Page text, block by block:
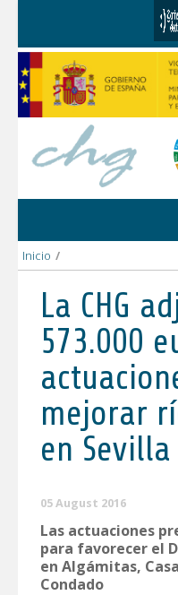
Inicio /
La CHG
573.000
mejorar
en
05 August 2016
Las actuaciones
para favorecer el
en Algámitas,
Condado